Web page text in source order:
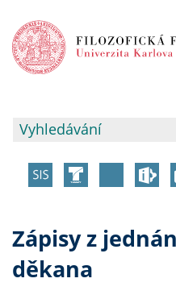
Zápisy z
děkana